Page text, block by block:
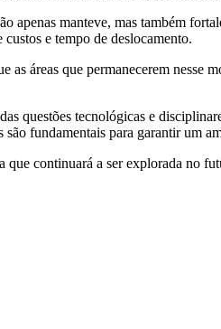
manteve, mas também
e tempo de deslocamento.
áreas que permanecerem nesse
questões tecnológicas e
fundamentais para garantir um
continuará a ser explorada no